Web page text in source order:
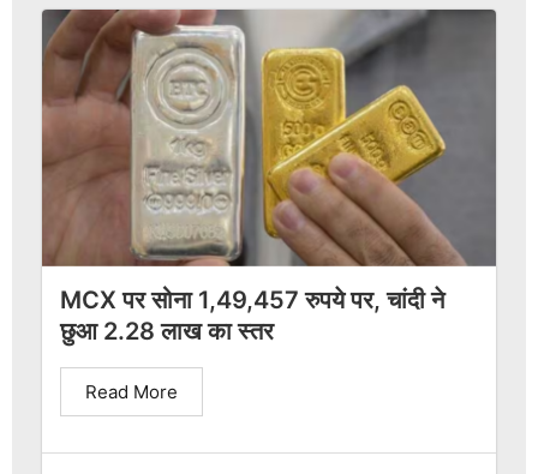
MCX पर सोना 1,49,457 रुपये पर, चांदी ने
छुआ 2.28 लाख का स्तर
Read More